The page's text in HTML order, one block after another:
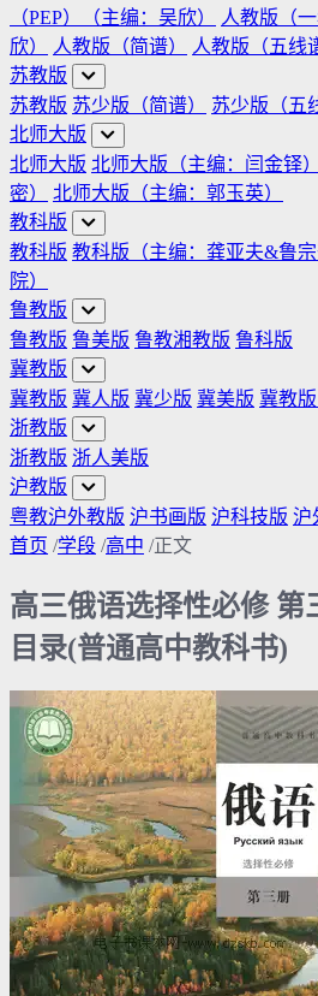
（PEP）（主编：吴欣）
人教版（
欣）
人教版（简谱）
人教版（五线
苏教版
苏教版 苏少版（简谱） 苏少版（五
北师大版
北师大版 北师大版（主编：闫金铎）
密）
北师大版（主编：郭玉英）
教科版
教科版 教科版（主编：龚亚夫&鲁宗
院）
鲁教版
鲁教版 鲁美版 鲁教湘教版 鲁科版
冀教版
冀教版 冀人版 冀少版 冀美版 冀教版
浙教版
浙教版 浙人美版
沪教版
粤教沪外教版 沪书画版 沪科技版 沪
首页 /学段 /高中 /正文
高三俄语选择性必修 第
目录(普通高中教科书)